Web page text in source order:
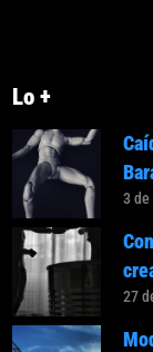
Lo +
3 de
27